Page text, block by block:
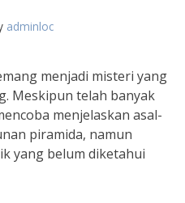
adminloc
menjadi misteri yang
Meskipun telah banyak
menjelaskan asal-
piramida, namun
yang belum diketahui